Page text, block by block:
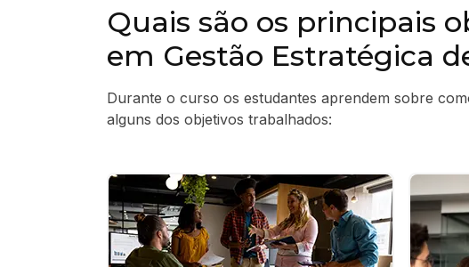
Quais são os principais
em Gestão Estratégica
Durante o curso os estudantes aprendem sobre
alguns dos objetivos trabalhados: